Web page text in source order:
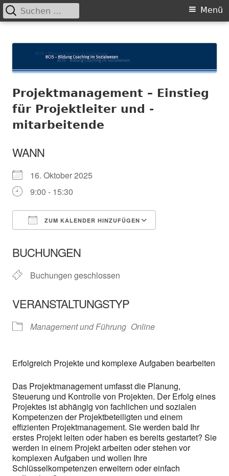
zum
Primäres
Menü
Suchen
nach:
Projektmanagement – Einstieg
für Projektleiter und -
mitarbeitende
WANN
16. Oktober 2025
9:00 - 15:30
ZUM KALENDER HINZUFÜGEN
BUCHUNGEN
Buchungen geschlossen
VERANSTALTUNGSTYP
Management und Führung Online
Erfolgreich Projekte und komplexe Aufgaben bearbeiten
Das Projektmanagement umfasst die Planung,
Steuerung und Kontrolle von Projekten. Der Erfolg eines
Projektes ist abhängig von fachlichen und sozialen
Kompetenzen der Projektbeteiligten und einem
effizienten Projektmanagement. Sie werden bald Ihr
erstes Projekt leiten oder haben es bereits gestartet? Sie
werden in einem Projekt arbeiten oder stehen vor
komplexen Aufgaben und wollen Ihre
Schlüsselkompetenzen erweitern oder einfach